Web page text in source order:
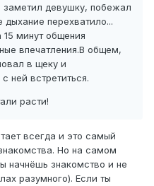
девушку, побежал
дыхание перехватило...
15 минут общения
впечатления.В общем,
в щеку и
ней встретиться.
расти!
всегда и это самый
Но на самом
начнёшь знакомство и не
разумного). Если ты